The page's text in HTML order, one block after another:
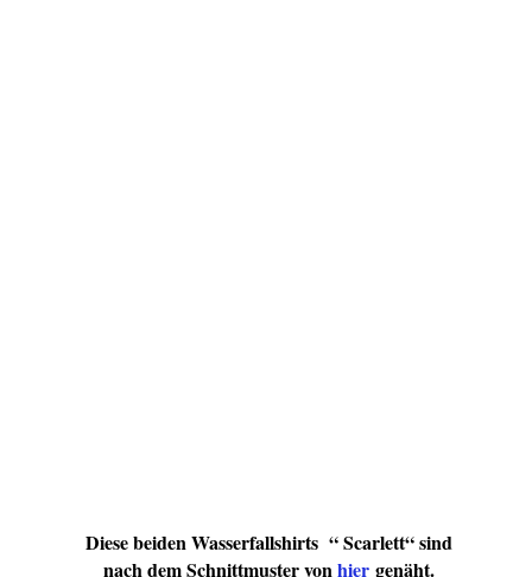
Diese beiden Wasserfallshirts “ Scarlett“ sind
nach dem Schnittmuster vonhier genäht.